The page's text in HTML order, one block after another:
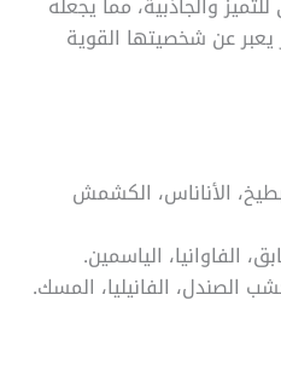
يعبر عن شخصيتها القوية
الأناناس، الكشمش
الفاوانيا، الياسمين.
الصندل، الفانيليا، المسك.